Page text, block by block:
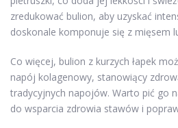
zredukować bulion, aby uzyskać
doskonale komponuje się z mięsem
Co więcej, bulion z kurzych łapek
napój kolagenowy, stanowiący
tradycyjnych napojów. Warto pić go
do wsparcia zdrowia stawów i